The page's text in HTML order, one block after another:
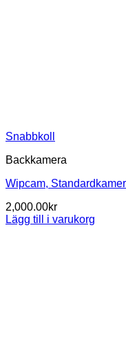
Snabbkoll
Backkamera
Wipcam,
2,000.00kr
Lägg till i varukorg